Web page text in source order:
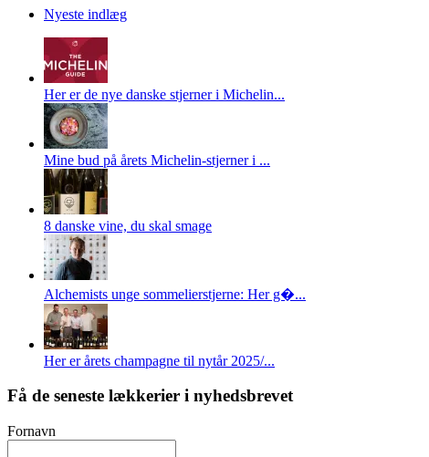
Nyeste indlæg
Her er de nye danske stjerner i Michelin...
Mine bud på årets Michelin-stjerner i ...
8 danske vine, du skal smage
Alchemists unge sommelierstjerne: Her g�...
Her er årets champagne til nytår 2025/...
Få de seneste lækkerier i nyhedsbrevet
Fornavn